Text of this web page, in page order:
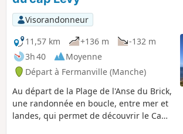
Visorandonneur
11,57 km
+136 m
-132 m
3h 40
Moyenne
Départ à Fermanville (Manche)
Au départ de la Plage de l'Anse du Brick,
une randonnée en boucle, entre mer et
landes, qui permet de découvrir le Cap